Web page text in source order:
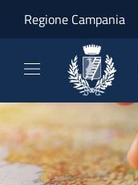
Regione Campania